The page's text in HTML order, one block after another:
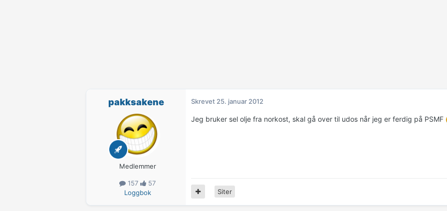
pakksakene
Medlemmer
157
57
Loggbok
Skrevet 25. januar 2012
Jeg bruker sel olje fra norkost, skal gå over til udos når jeg er ferdig på PSMF
Siter